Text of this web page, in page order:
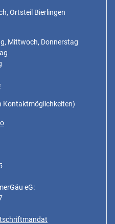
Ortsteil Bierlingen
Mittwoch, Donnerstag
Kontaktmöglichkeiten)
eG: